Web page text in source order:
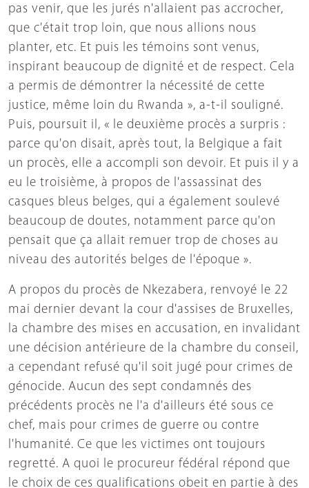
pas venir, que les jurés n'allaient pas accrocher,
que c'était trop loin, que nous allions nous
planter, etc. Et puis les témoins sont venus,
inspirant beaucoup de dignité et de respect. Cela
a permis de démontrer la nécessité de cette
justice, même loin du Rwanda », a-t-il souligné.
Puis, poursuit il, « le deuxième procès a surpris :
parce qu'on disait, après tout, la Belgique a fait
un procès, elle a accompli son devoir. Et puis il y a
eu le troisième, à propos de l'assassinat des
casques bleus belges, qui a également soulevé
beaucoup de doutes, notamment parce qu'on
pensait que ça allait remuer trop de choses au
niveau des autorités belges de l'époque ».
A propos du procès de Nkezabera, renvoyé le 22
mai dernier devant la cour d'assises de Bruxelles,
la chambre des mises en accusation, en invalidant
une décision antérieure de la chambre du conseil,
a cependant refusé qu'il soit jugé pour crimes de
génocide. Aucun des sept condamnés des
précédents procès ne l'a d'ailleurs été sous ce
chef, mais pour crimes de guerre ou contre
l'humanité. Ce que les victimes ont toujours
regretté. A quoi le procureur fédéral répond que
le choix de ces qualifications obeit en partie à des